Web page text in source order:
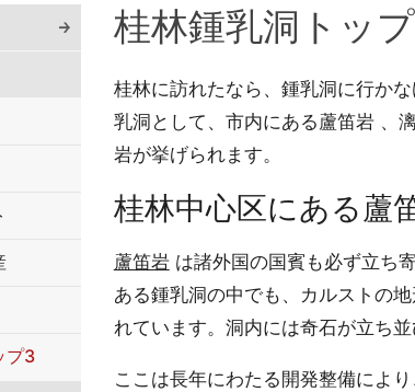
西安 九寨溝
私たちについて グループ情報
桂林鍾乳洞トッ
桂林に訪れたなら、鍾乳洞に行か
乳洞として、市内にある蘆笛岩 、
岩が挙げられます。
桂林中心区にある蘆
蘆笛岩は諸外国の国賓も必ず立ち
ある鍾乳洞の中でも、カルストの
れています。洞内には奇石が立ち
ここは長年にわたる開発整備によ
プ3